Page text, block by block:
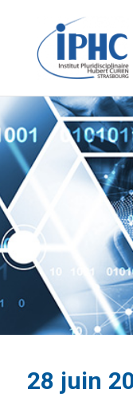
Institut
Curien –
28 juin